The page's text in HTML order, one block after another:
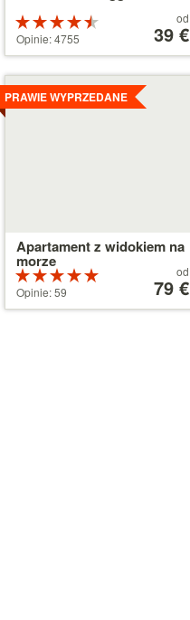
4.5 na 5
gwiazdek
Opinie: 4755
od
39 €
Apartament z widokiem na
morze
PRAWIE WYPRZEDANE
5 na 5
gwiazdek
Opinie: 59
od
79 €
Szczegóły